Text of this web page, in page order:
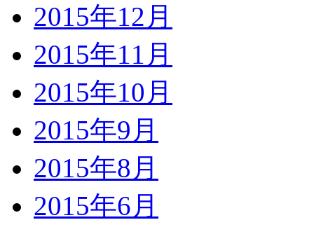
2015年12月
2015年11月
2015年10月
2015年9月
2015年8月
2015年6月